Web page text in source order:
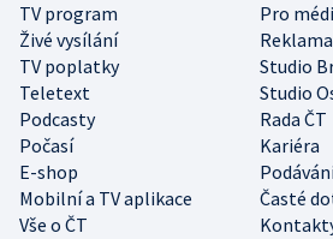
TV program
Pro
Živé vysílání
Reklama
TV poplatky
Studio
Teletext
Studio
Podcasty
Rada ČT
Počasí
Kariéra
E-shop
Mobilní a TV aplikace
Časté
Vše o ČT